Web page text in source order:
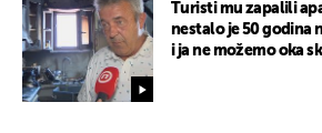
Turisti mu zapalili
nestalo je 50 godina
i ja ne možemo oka